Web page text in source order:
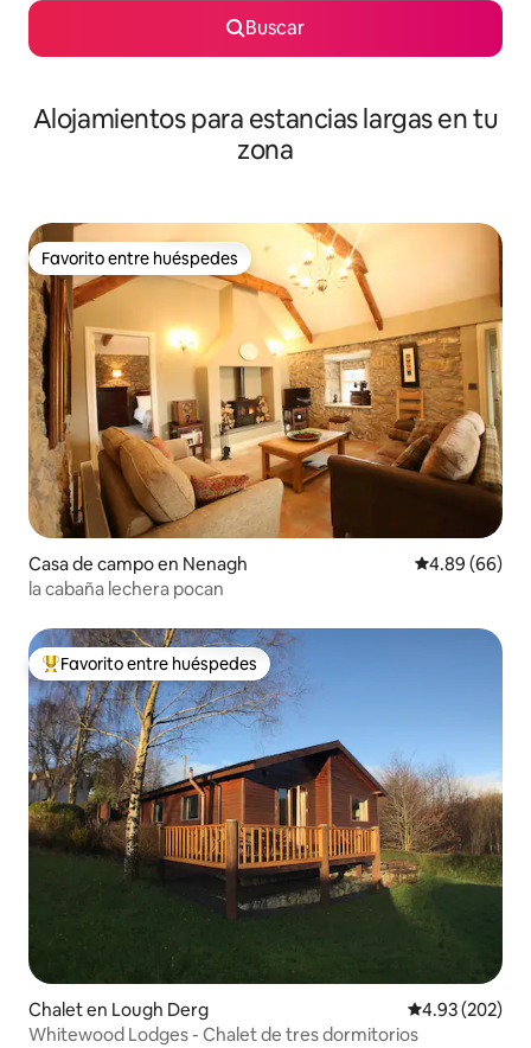
Buscar
Alojamientos para estancias largas en tu
zona
Favorito entre huéspedes
Favorito entre huéspedes
Casa de campo en Nenagh Calificación
4.89 (66)
la cabaña lechera pocan
De los mejores en Favorito entre huéspedes
Favorito entre huéspedes
Chalet en Lough Derg Calificación
4.93 (202)
Whitewood Lodges - Chalet de tres dormitorios